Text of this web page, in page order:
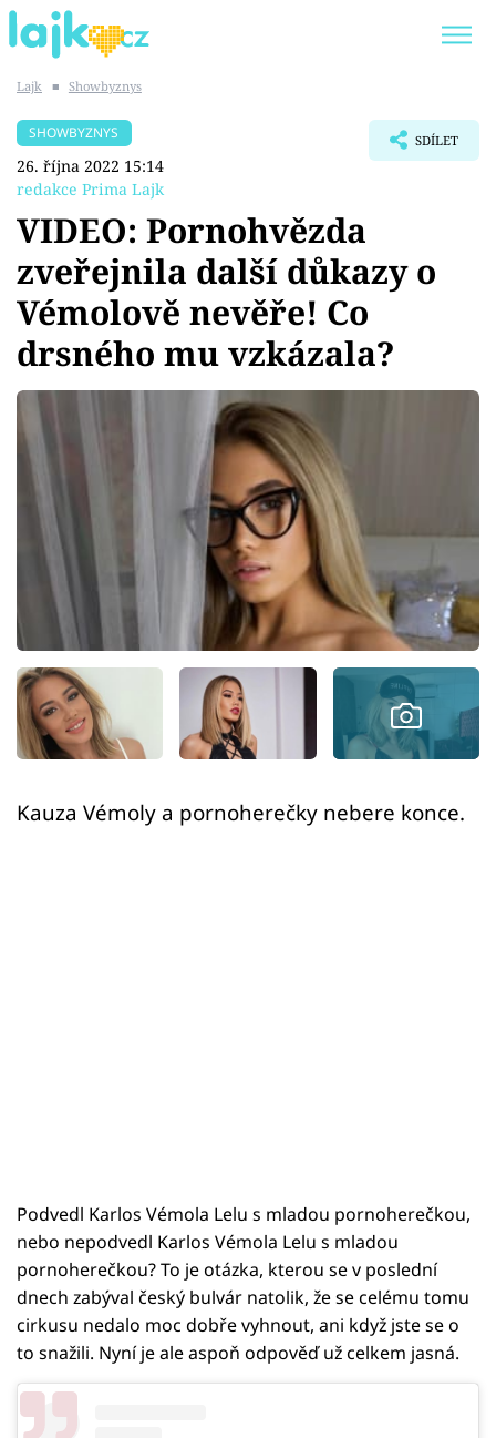
SHOPAHOLICADEL
Témata
Showbyznys
Youtubeři
Virály
Sex a vztahy
Videa
Sledujte prima+
Přihlášení
Sledujte nás
Lajk ■ Showbyznys
SHOWBYZNYS
26. října 2022 15:14
redakce Prima Lajk
SDÍLET
VIDEO: Pornohvězda
zveřejnila další důkazy o
Vémolově nevěře! Co
drsného mu vzkázala?
Kauza Vémoly a pornoherečky nebere konce.
Podvedl Karlos Vémola Lelu s mladou pornoherečkou,
nebo nepodvedl Karlos Vémola Lelu s mladou
pornoherečkou? To je otázka, kterou se v poslední
dnech zabýval český bulvár natolik, že se celému tomu
cirkusu nedalo moc dobře vyhnout, ani když jste se o
to snažili. Nyní je ale aspoň odpověď už celkem jasná.